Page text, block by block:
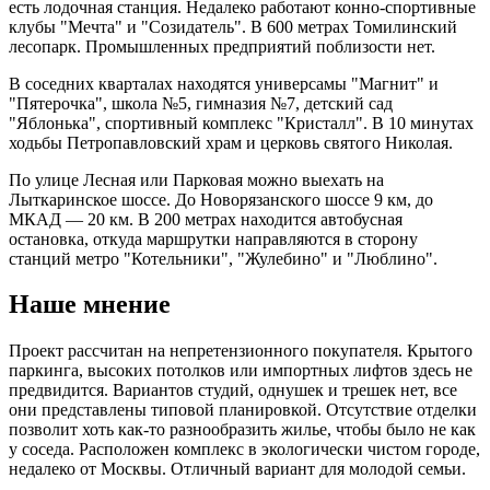
есть лодочная станция. Недалеко работают конно-спортивные
клубы "Мечта" и "Созидатель". В 600 метрах Томилинский
лесопарк. Промышленных предприятий поблизости нет.
В соседних кварталах находятся универсамы "Магнит" и
"Пятерочка", школа №5, гимназия №7, детский сад
"Яблонька", спортивный комплекс "Кристалл". В 10 минутах
ходьбы Петропавловский храм и церковь святого Николая.
По улице Лесная или Парковая можно выехать на
Лыткаринское шоссе. До Новорязанского шоссе 9 км, до
МКАД — 20 км. В 200 метрах находится автобусная
остановка, откуда маршрутки направляются в сторону
станций метро "Котельники", "Жулебино" и "Люблино".
Наше мнение
Проект рассчитан на непретензионного покупателя. Крытого
паркинга, высоких потолков или импортных лифтов здесь не
предвидится. Вариантов студий, однушек и трешек нет, все
они представлены типовой планировкой. Отсутствие отделки
позволит хоть как-то разнообразить жилье, чтобы было не как
у соседа. Расположен комплекс в экологически чистом городе,
недалеко от Москвы. Отличный вариант для молодой семьи.